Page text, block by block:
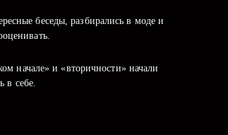
беседы, разбирались в моде и
начале» и «вторичности» начали
в себе.